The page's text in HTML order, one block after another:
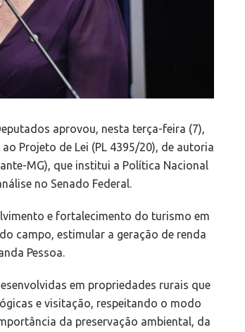
aprovou, nesta terça-feira (7),
Projeto de Lei (PL 4395/20), de autoria
MG), que institui a Política Nacional
no Senado Federal.
e fortalecimento do turismo em
campo, estimular a geração de renda
Pessoa.
em propriedades rurais que
e visitação, respeitando o modo
da preservação ambiental, da